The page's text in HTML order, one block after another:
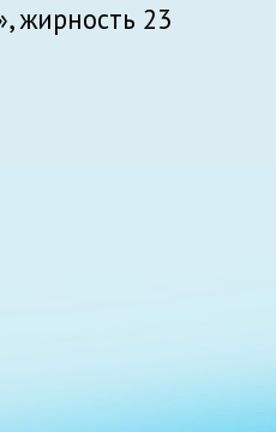
жирность 23